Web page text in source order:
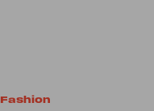
Fashion